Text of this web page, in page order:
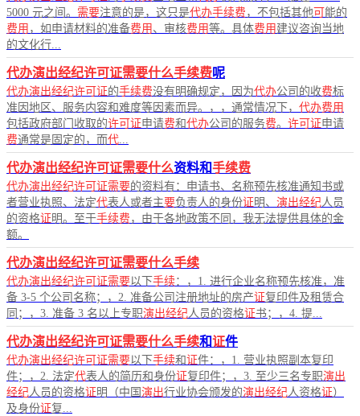
5000 元之间。 需要注意的是，这只是代办手续费 ，不包括其他可 能的
费用 ，如申请材料的准备费用 、审核费用等。具体费用 建议咨询当地
的文化行...
代办演出经纪许可证需要什么手续费呢
代办演出经纪许可证的手续费没有明确规定，因为代办公司的收费标
准因地区、服务内容和难度等因素而异。，，通常情况下， 代办费用
包括政府部门收取的许可证申请费和代办公司的服务费。 许可证申请
费通常是固定的，而代...
代办演出经纪许可证需要什么资料和手续费
代办演出经纪许可证需要的资料有：申请书、名称预先核准通知书或
者营业执照、法定代表人或者主要负责人的身份证明、 演出经纪人员
的资格证明。至于手续费 ，由于各地政策不同，我无法提供具体的金
额。
代办演出经纪许可证需要什么手续
代办演出经纪许可证需要以下手续：，1. 进行企业名称预先核准，准
备 3-5 个公司名称；，2. 准备公司注册地址的房产证复印件及租赁合
同；，3. 准备 3 名以上专职演出经纪人员的资格证书；，4. 提...
代办演出经纪许可证需要什么手续和证件
代办演出经纪许可证需要以下手续和证件：，1. 营业执照副本复印
件；，2. 法定代表人的简历和身份证复印件；，3. 至少三名专职演出
经纪人员的资格证明（中国 演出行业协会颁发的演出经纪人资格证）
及身份证复...